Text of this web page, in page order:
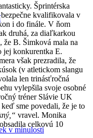
v minulosti
Šprintérska
kvalifikovala v
i do finále. V ňom
druhá, za diaľkarkou
B. Šimková mala na
jej konkurentka E.
však prezradila, že
(v atletickom slangu
len trinásťročná
vylepšila svoje osobné
tréner Slávie UK
sme povedali, že je to
vravel. Monika
celkovú 10